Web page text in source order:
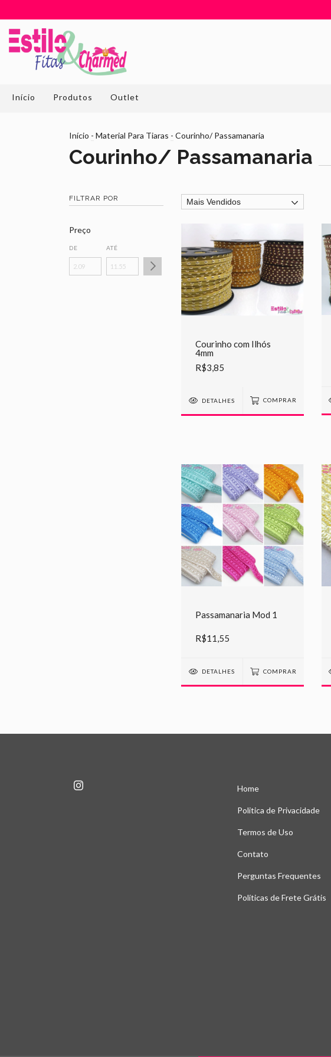
Início Produtos Outlet
Início - Material Para Tiaras - Courinho/ Passamanaria
Courinho/ Passamanaria
FILTRAR POR
Preço
DE ATÉ
Courinho com Ilhós
4mm
R$3,85
DETALHES COMPRAR
Passamanaria Mod 1
R$11,55
DETALHES COMPRAR
Home
Politica de Privacidade
Termos de Uso
Contato
Perguntas Frequentes
Políticas de Frete Grátis